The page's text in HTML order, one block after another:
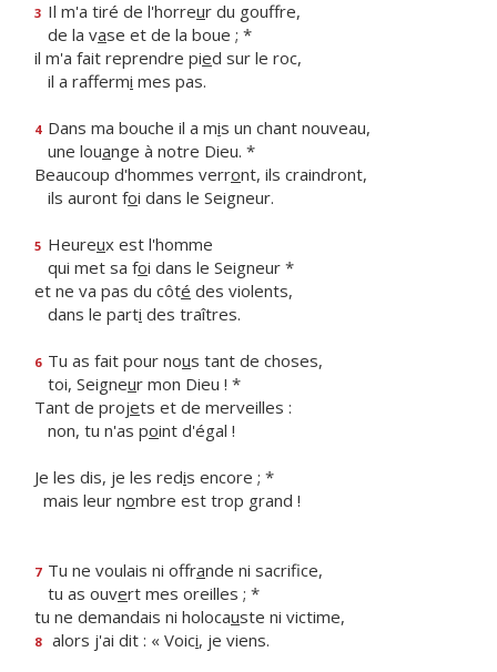
3 Il m'a tiré de l'horreur du gouffre,
de la vase et de la boue ; *
il m'a fait reprendre pied sur le roc,
il a raffermi mes pas.
4 Dans ma bouche il a mis un chant nouveau,
une louange à notre Dieu. *
Beaucoup d'hommes verront, ils craindront,
ils auront foi dans le Seigneur.
5 Heureux est l'homme
qui met sa foi dans le Seigneur *
et ne va pas du côté des violents,
dans le parti des traîtres.
6 Tu as fait pour nous tant de choses,
toi, Seigneur mon Dieu ! *
Tant de projets et de merveilles :
non, tu n'as point d'égal !
Je les dis, je les redis encore ; *
mais leur nombre est trop grand !
7 Tu ne voulais ni offrande ni sacrifice,
tu as ouvert mes oreilles ; *
tu ne demandais ni holocauste ni victime,
8 alors j'ai dit : « Voici, je viens.